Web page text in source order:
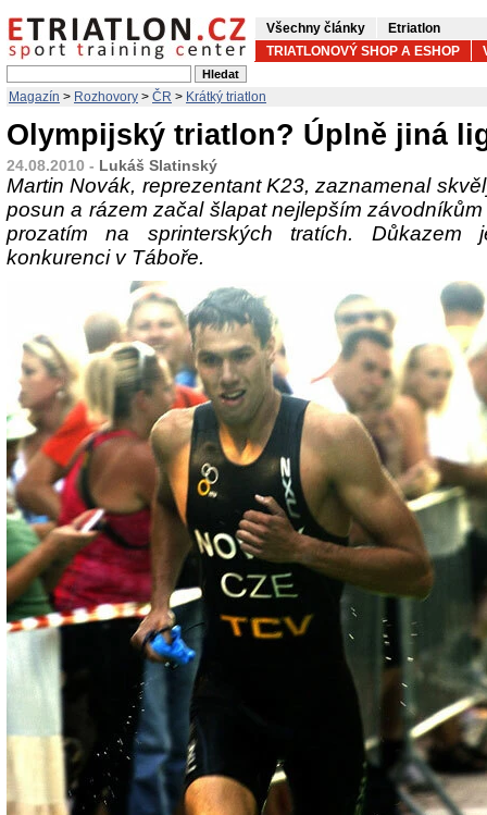
Všechny články
Etriatlon
TRIATLONOVÝ SHOP A ESHOP
Magazín > Rozhovory > ČR > Krátký triatlon
Olympijský triatlon? Úplně jiná
24.08.2010 - Lukáš Slatinský
Martin Novák, reprezentant K23, zaznamenal
posun a rázem začal šlapat nejlepším
prozatím na sprinterských tratích.
konkurenci v Táboře.